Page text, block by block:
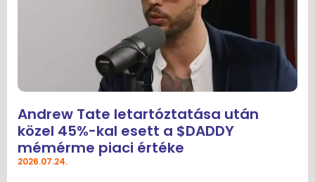
Andrew Tate letartóztatása után
közel 45%-kal esett a $DADDY
mémérme piaci értéke
2026.07.24.